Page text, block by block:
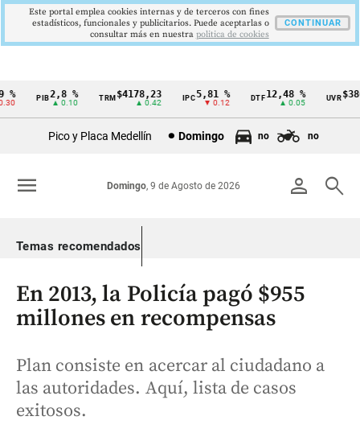
Cintillo
Colombia
PIB2,8 %
▲ 0.10
TRM $4178,23
▲ 0.42
5,81 %
▼ 0.12
DTF12,48 %
▲ 0.05
UVR
Pico y Placa Medellín Domingo no no
person search
Domingo, 9 de Agosto de 2026
menu
Temas recomendados
En 2013, la Policía pagó $955
millones en recompensas
Plan consiste en acercar al ciudadano a
las autoridades. Aquí, lista de casos
exitosos.
Este portal emplea cookies internas y de terceros con fines
estadísticos, funcionales y publicitarios. Puede aceptarlas o
consultar más en nuestra politica de cookies
CONTINUAR